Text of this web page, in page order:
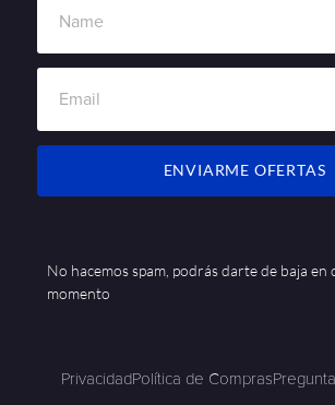
ENVIARME OFERTAS
No hacemos spam, podrás darte de baja en
momento
PrivacidadPolítica de Compras